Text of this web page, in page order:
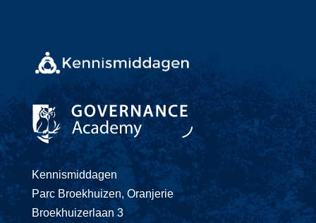
Kennismiddagen
Parc Broekhuizen, Oranjerie
Broekhuizerlaan 3